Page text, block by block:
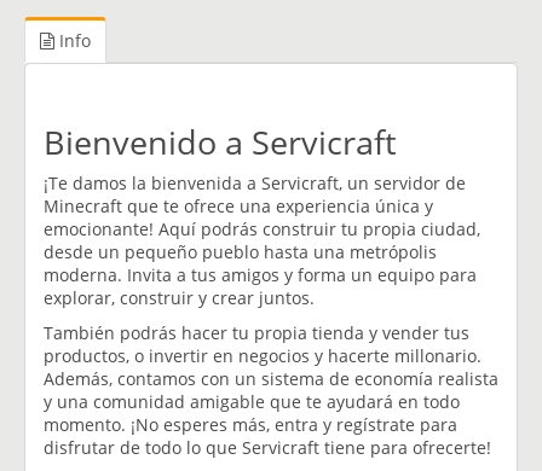
Info
Bienvenido a Servicraft
¡Te damos la bienvenida a Servicraft, un servidor de
Minecraft que te ofrece una experiencia única y
emocionante! Aquí podrás construir tu propia ciudad,
desde un pequeño pueblo hasta una metrópolis
moderna. Invita a tus amigos y forma un equipo para
explorar, construir y crear juntos.
También podrás hacer tu propia tienda y vender tus
productos, o invertir en negocios y hacerte millonario.
Además, contamos con un sistema de economía realista
y una comunidad amigable que te ayudará en todo
momento. ¡No esperes más, entra y regístrate para
disfrutar de todo lo que Servicraft tiene para ofrecerte!